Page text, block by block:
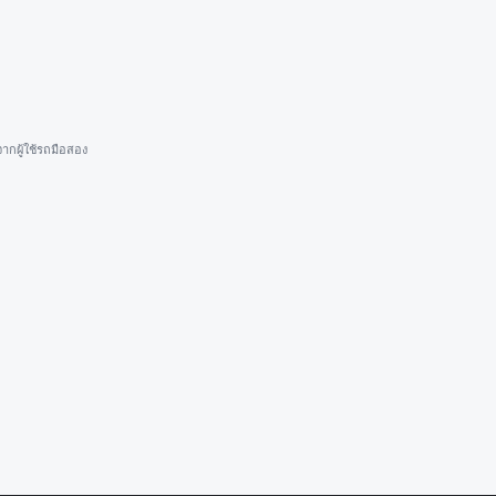
กผู้ใช้รถมือสอง